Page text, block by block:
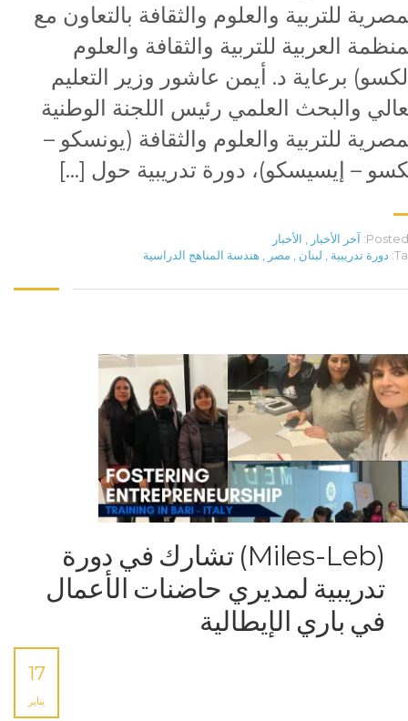
للتربية والعلوم والثقافة بالتعاون مع
العربية للتربية والثقافة والعلوم
برعاية د. أيمن عاشور وزير التعليم
والبحث العلمي رئيس اللجنة الوطنية
للتربية والعلوم والثقافة (يونسكو –
– إيسيسكو)، دورة تدريبية حول […]
Posted آخر الأخبار
الأخبار
دورة تدريبية لبنان مصر هندسة المناهج الدراسية
(Miles-Leb) تشارك في دورة
تدريبية لمديري حاضنات الأعمال
في باري الإيطالية
17
يناير